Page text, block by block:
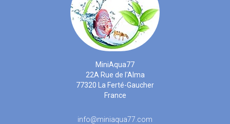
MiniAqua77
22A Rue de l'Alma
77320 La Ferté-Gaucher
France
info@miniaqua77.com